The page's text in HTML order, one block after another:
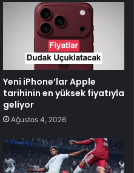
Yeni iPhone’lar Apple
tarihinin en yüksek fiyatıyla
geliyor
Ağustos 4, 2026